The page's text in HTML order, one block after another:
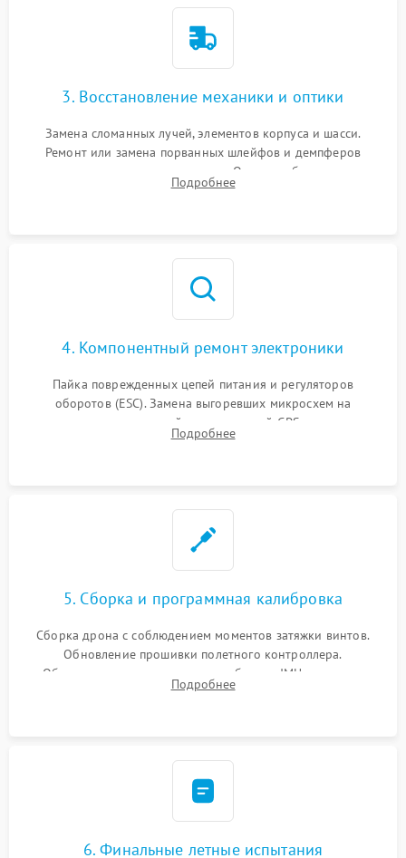
3. Восстановление механики и оптики
Замена сломанных лучей, элементов корпуса и шасси.
Ремонт или замена порванных шлейфов и демпферов
трехосевого подвеса камеры. Очистка объектива,
восстановление механизма фокусировки. Установка новых
Подробнее
4. Компонентный ремонт электроники
Пайка поврежденных цепей питания и регуляторов
оборотов (ESC). Замена выгоревших микросхем на
материнской плате, модулей GPS
Подробнее
5. Сборка и программная калибровка
Сборка дрона с соблюдением моментов затяжки винтов.
Обновление прошивки полетного контроллера.
Обязательная программная калибровка IMU-сенсоров,
компаса, датчиков позиционирования и горизонта подвеса
Подробнее
6. Финальные летные испытания